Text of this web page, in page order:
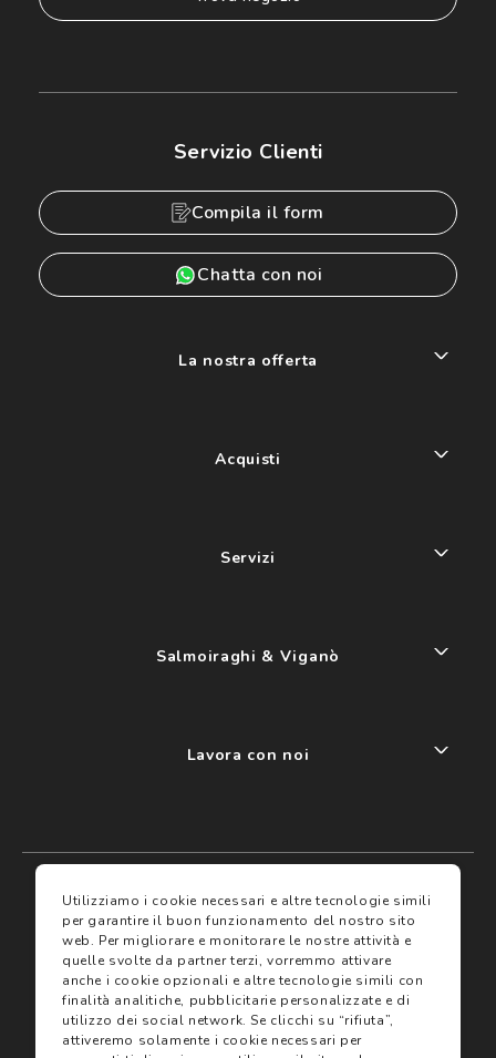
I miei preferiti
Assicurazioni
Servizi
Servizio Clienti
Compila il form
Chatta con noi
La nostra offerta
Acquisti
Servizi
Salmoiraghi & Viganò
Lavora con noi
Termini e condizioni
Termini di vendita
Avvertenze e informazioni di sicurezza sui prodotti
Utilizziamo i cookie necessari e altre tecnologie simili
per garantire il buon funzionamento del nostro sito
web. Per migliorare e monitorare le nostre attività e
quelle svolte da partner terzi, vorremmo attivare
anche i cookie opzionali e altre tecnologie simili con
finalità analitiche, pubblicitarie personalizzate e di
utilizzo dei social network. Se clicchi su “rifiuta”,
attiveremo solamente i cookie necessari per